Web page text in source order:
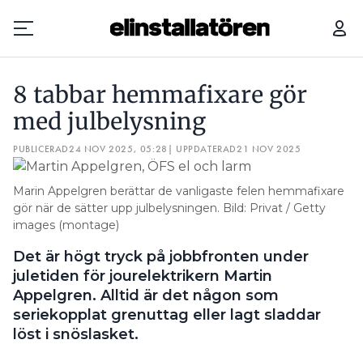
Prenumerera
Hantera prenumeration
Lediga jobb
Annonsera
Läs E-tidningen
Om tidningen
Kontakt
8 tabbar hemmafixare gör
med julbelysning
PUBLICERAD24 NOV 2025, 05:28 | UPPDATERAD21 NOV 2025
Marin Appelgren berättar de vanligaste felen hemmafixare
gör när de sätter upp julbelysningen. Bild: Privat / Getty
images (montage)
Det är högt tryck på jobbfronten under
juletiden för jourelektrikern Martin
Appelgren. Alltid är det någon som
seriekopplat grenuttag eller lagt sladdar
löst i snöslasket.
8 TABBAR HEMMAFIXARE GÖR MED JULBELYSNING